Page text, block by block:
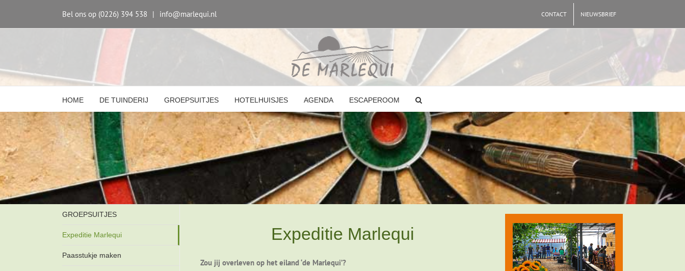
Bel ons op (0226) 394 538 | info@marlequi.nl CONTACT NIEUWSBRIEF
HOME DE TUINDERIJ GROEPSUITJES HOTELHUISJES AGENDA ESCAPEROOM
Expeditie Marlequi
Zou jij overleven op het eiland ‘de Marlequi’?
GROEPSUITJES
Expeditie Marlequi
Paasstukje maken